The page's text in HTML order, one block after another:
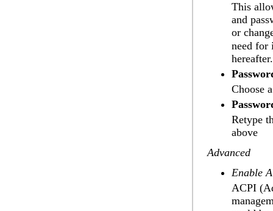
This
and
or
need for
hereafter.
Choose
Retype
above
Advanced
Enable
ACPI